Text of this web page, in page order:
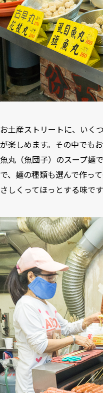
お土産ストリートに、いく
が楽しめます。その中でも
魚丸（魚団子）のスープ麺
で、麺の種類も選んで作っ
さしくってほっとする味です